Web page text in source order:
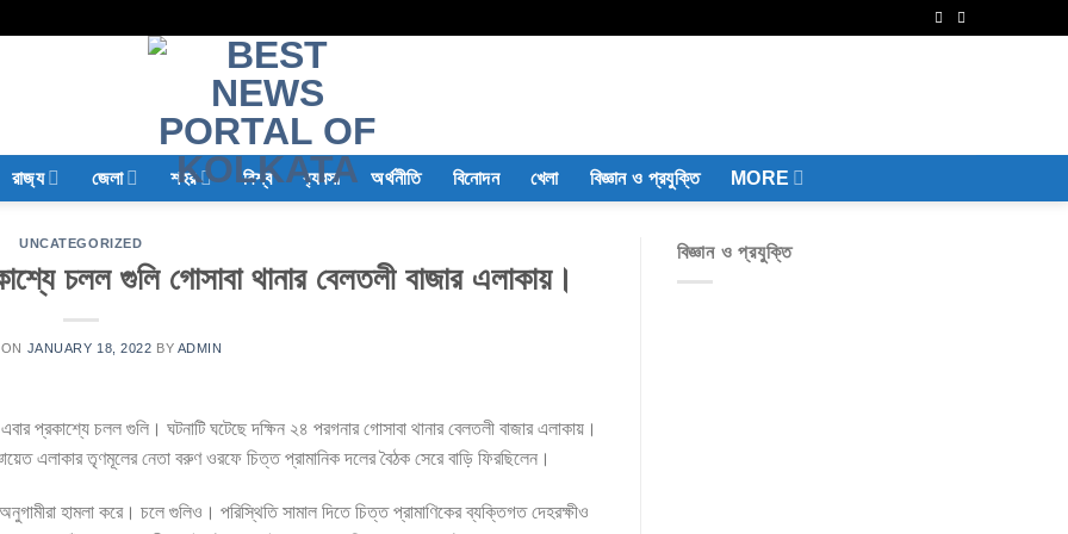
রাজ‍্য জেলা শহর বিশ্ব ব‍্যবসা অর্থনীতি বিনোদন খেলা বিজ্ঞান ও প্রযুক্তি MORE
UNCATEGORIZED
চলল গুলি গোসাবা থানার বেলতলী বাজার এলাকায়।
JANUARY 18, 2022 BY ADMIN
প্রকাশ্যে চলল গুলি। ঘটনাটি ঘটেছে দক্ষিন ২৪ পরগনার গোসাবা থানার বেলতলী বাজার এলাকায়।
এলাকার তৃণমূলের নেতা বরুণ ওরফে চিত্ত প্রামানিক দলের বৈঠক সেরে বাড়ি ফিরছিলেন।
হামলা করে। চলে গুলিও। পরিস্থিতি সামাল দিতে চিত্ত প্রামাণিকের ব্যক্তিগত দেহরক্ষীও
বিজ্ঞান ও প্রযুক্তি